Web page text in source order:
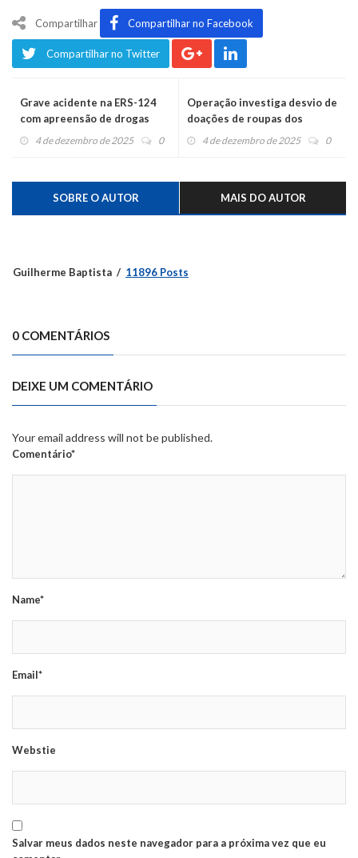
Compartilhar Compartilhar no Facebook
Compartilhar no Twitter
Grave acidente na ERS-124
com apreensão de drogas
4 de dezembro de 2025 0
Operação investiga desvio de
doações de roupas dos
Estados Unidos para vítimas
4 de dezembro de 2025 0
SOBRE O AUTOR MAIS DO AUTOR
Guilherme Baptista 11896 Posts
0 COMENTÁRIOS
DEIXE UM COMENTÁRIO
Your email address will not be published.
Comentário*
Name*
Email*
Webstie
Salvar meus dados neste navegador para a próxima vez que eu